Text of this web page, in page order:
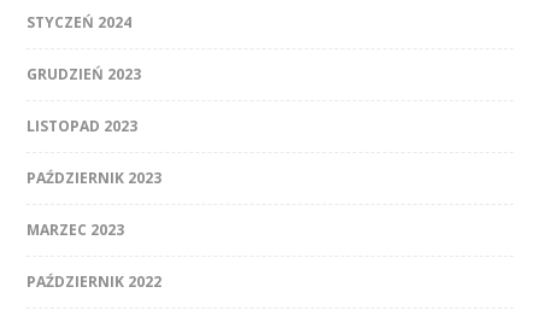
STYCZEŃ 2024
GRUDZIEŃ 2023
LISTOPAD 2023
PAŹDZIERNIK 2023
MARZEC 2023
PAŹDZIERNIK 2022